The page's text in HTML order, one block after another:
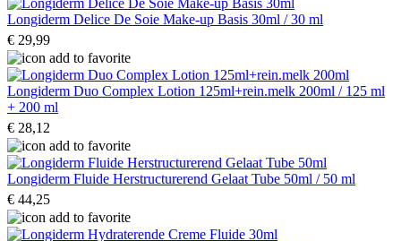
Longiderm Delice De Soie Make-up Basis 30ml / 30 ml
€ 29,99
Longiderm Duo Complex Lotion 125ml+rein.melk 200ml / 125 ml
+ 200 ml
€ 28,12
Longiderm Fluide Herstructurerend Gelaat Tube 50ml / 50 ml
€ 44,25